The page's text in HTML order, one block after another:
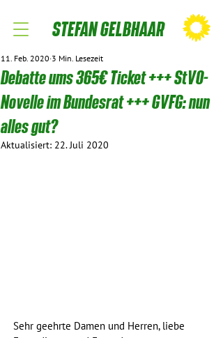
STEFAN GELBHAAR
Debatte ums 365€ Ticket +++ StVO-
Novelle im Bundesrat +++ GVFG: nun
alles gut?
11. Feb. 2020 3 Min. Lesezeit
Aktualisiert: 22. Juli 2020
Sehr geehrte Damen und Herren, liebe